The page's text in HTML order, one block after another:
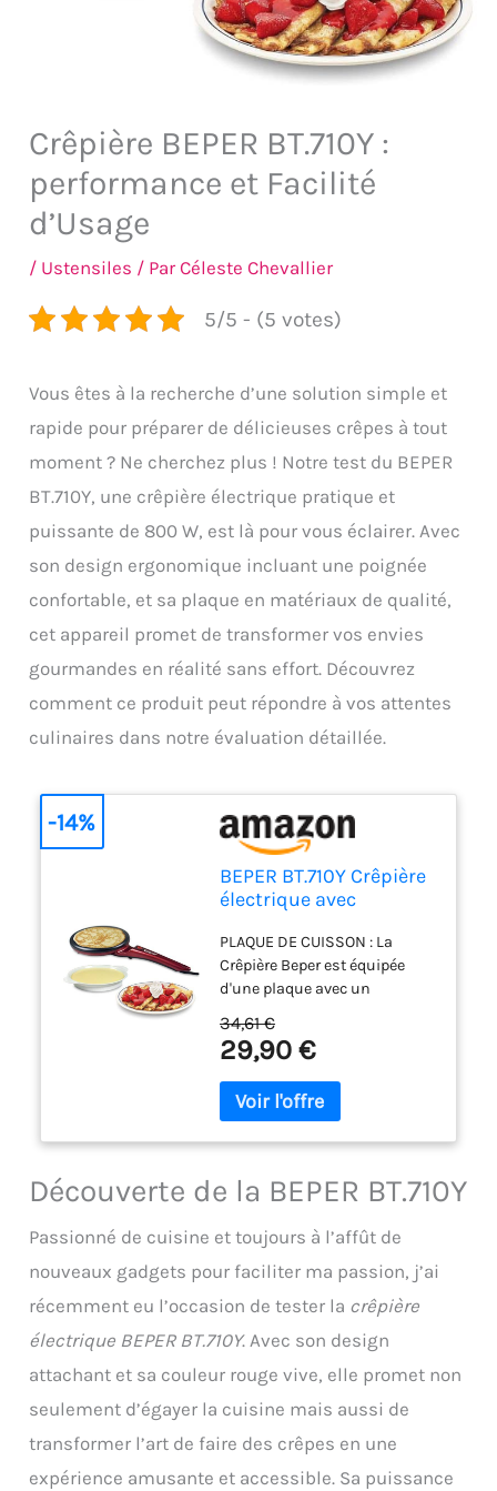
Crêpière BEPER BT.710Y :
performance et Facilité
d’Usage
/ Ustensiles / ParCéleste Chevallier
5/5 - (5 votes)
Vous êtes à la recherche d’une solution simple et
rapide pour préparer de délicieuses crêpes à tout
moment ? Ne cherchez plus ! Notre test du BEPER
BT.710Y, une crêpière électrique pratique et
puissante de 800 W, est là pour vous éclairer. Avec
son design ergonomique incluant une poignée
confortable, et sa plaque en matériaux de qualité,
cet appareil promet de transformer vos envies
gourmandes en réalité sans effort. Découvrez
comment ce produit peut répondre à vos attentes
culinaires dans notre évaluation détaillée.
BEPER BT.710Y Crêpière
électrique avec
en aluminium avec
revêtement
antiadhésif, rouge
PLAQUE DE CUISSON : La
Crêpière Beper est équipée
d'une plaque avec un
diamètre de 20 cm, idéale
pour la cuisson de
savoureuses crêpes fines. La
plaque étant recouverte d'un
facile à nettoyer et évite de
BRÛLURES : La base et la
pour permettre une utilisation
facile en toute sécurité.
compacte et légère, parfaite
pour préparer des crêpes
pancakes sans risquer de les
brûler. Non seulement équipé
d'un crochet pour accrocher
dans votre cuisine. PANNEAU
DE COMMANDE : Il est équipé
34,61 €
29,90 €
-14%
Découverte de la BEPER BT.710Y
Passionné de cuisine et toujours à l’affût de
nouveaux gadgets pour faciliter ma passion, j’ai
récemment eu l’occasion de tester la crêpière
électrique BEPER BT.710Y. Avec son design
attachant et sa couleur rouge vive, elle promet non
seulement d’égayer la cuisine mais aussi de
transformer l’art de faire des crêpes en une
expérience amusante et accessible. Sa puissance